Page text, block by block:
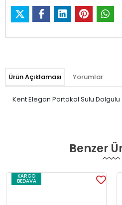
Ürün Açıklaması Yorumlar
Kent Elegan Portakal Sulu Dolgulu
Benzer
KARGO
BEDAVA